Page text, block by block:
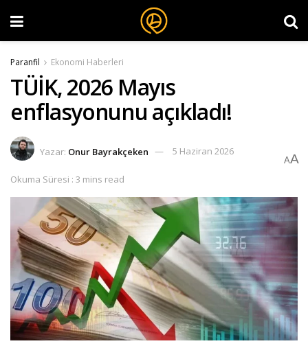
Paranfil Ekonomi Haberleri
TÜİK, 2026 Mayıs
enflasyonunu açıkladı!
Yazar: Onur Bayrakçeken 5 Haziran 2026
Okuma Süresi : 3 mins read
AA